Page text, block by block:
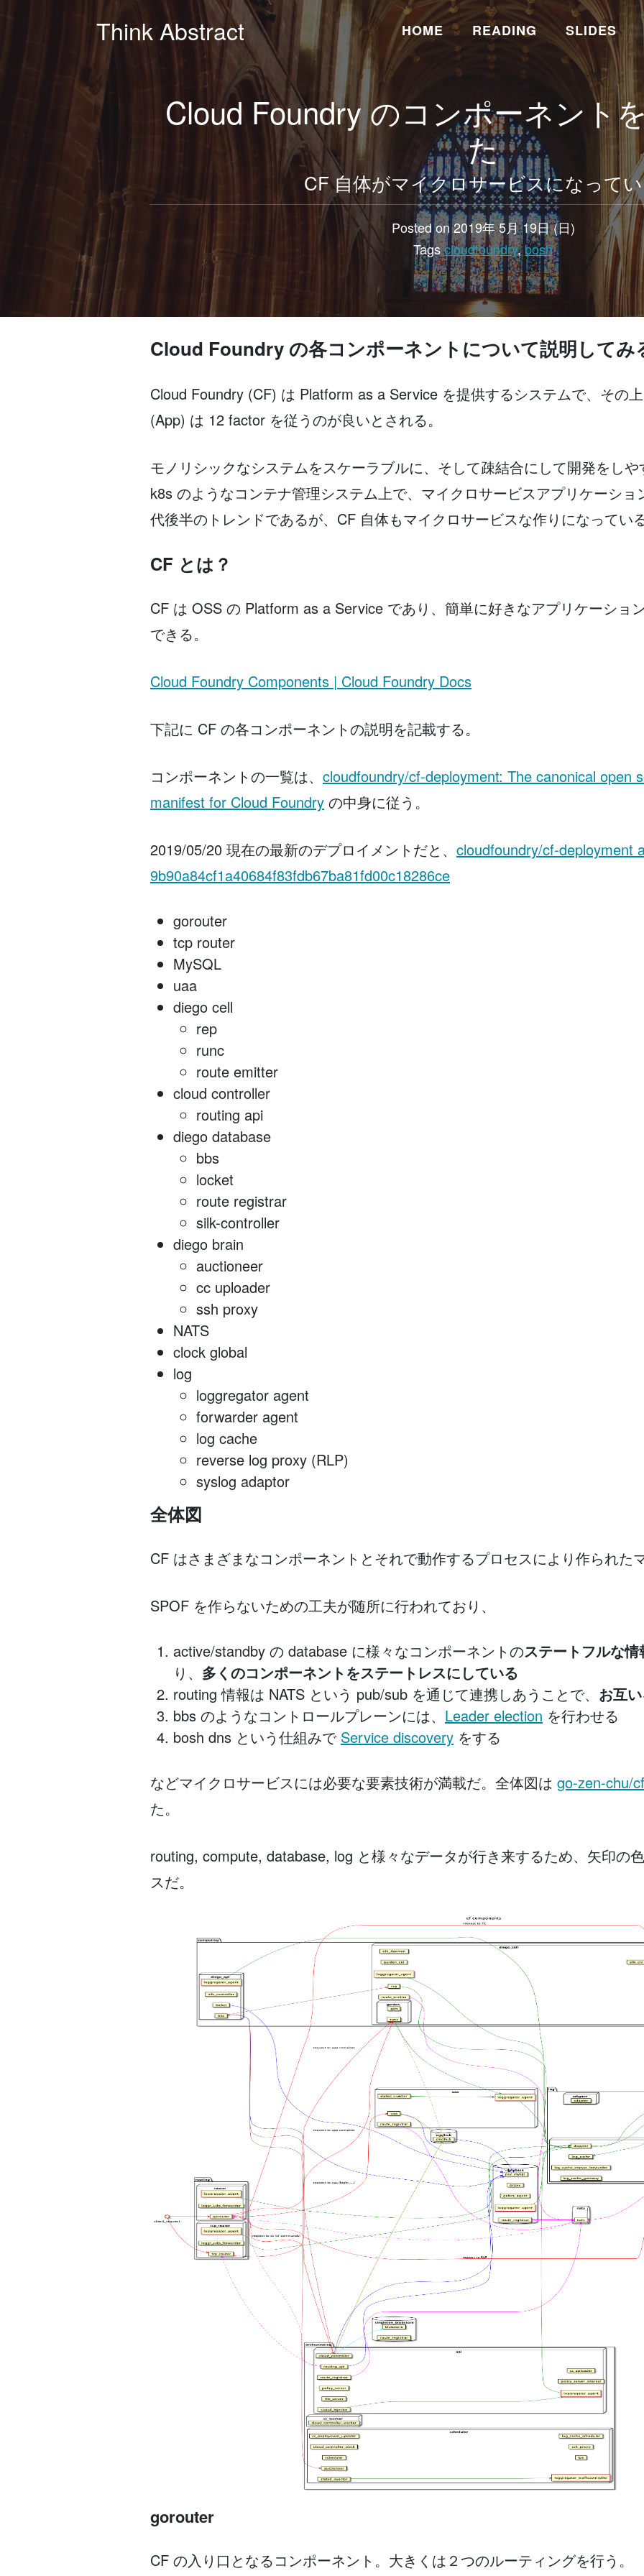
Think Abstract HOME READING SLIDES
Cloud Foundry のコンポーネント
た
CF 自体がマイクロサービスになって
Posted on 2019年 5月 19日 (日)
Tagscloudfoundry,bosh
cloudfoundry, bosh
Cloud Foundry の各コンポーネントについて説明してみ
Cloud Foundry (CF) は Platform as a Service を提供するシステムで、その
(App) は 12 factor を従うのが良いとされる。
モノリシックなシステムをスケーラブルに、そして疎結合にして開発をし
k8s のようなコンテナ管理システム上で、マイクロサービスアプリケーシ
代後半のトレンドであるが、CF 自体もマイクロサービスな作りになってい
CF とは？
CF は OSS の Platform as a Service であり、簡単に好きなアプリケーショ
できる。
Cloud Foundry Components | Cloud Foundry Docs
下記に CF の各コンポーネントの説明を記載する。
コンポーネントの一覧は、 cloudfoundry/cf-deployment: The canonical open
manifest for Cloud Foundry の中身に従う。
2019/05/20 現在の最新のデプロイメントだと、 cloudfoundry/cf-deployment
9b90a84cf1a40684f83fdb67ba81fd00c18286ce
gorouter
tcp router
MySQL
uaa
diego cell
rep
runc
route emitter
cloud controller
routing api
diego database
bbs
locket
route registrar
silk-controller
diego brain
auctioneer
cc uploader
ssh proxy
NATS
clock global
log
loggregator agent
forwarder agent
log cache
reverse log proxy (RLP)
syslog adaptor
全体図
CF はさまざまなコンポーネントとそれで動作するプロセスにより作られた
SPOF を作らないための工夫が随所に行われており、
active/standby の database に様々なコンポーネントのステートフルな
り、 多くのコンポーネントをステートレスにしている
routing 情報は NATS という pub/sub を通じて連携しあうことで、 お互
bbs のようなコントロールプレーンには、 Leader election を行わせる
bosh dns という仕組みで Service discovery をする
などマイクロサービスには必要な要素技術が満載だ。全体図は go-zen-chu/
た。
routing, compute, database, log と様々なデータが行き来するため、矢印の
スだ。
gorouter
CF の入り口となるコンポーネント。大きくは２つのルーティングを行う。